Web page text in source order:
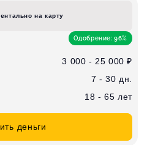
на карту
Одобрение: 96%
3 000 - 25 000 ₽
7 - 30 дн.
18 - 65 лет
деньги